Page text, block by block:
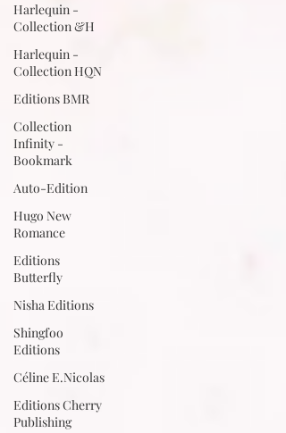
Harlequin -
Collection &H
Harlequin -
Collection HQN
Editions BMR
Collection
Infinity -
Bookmark
Auto-Edition
Hugo New
Romance
Editions
Butterfly
Nisha Editions
Shingfoo
Editions
Céline E.Nicolas
Editions Cherry
Publishing